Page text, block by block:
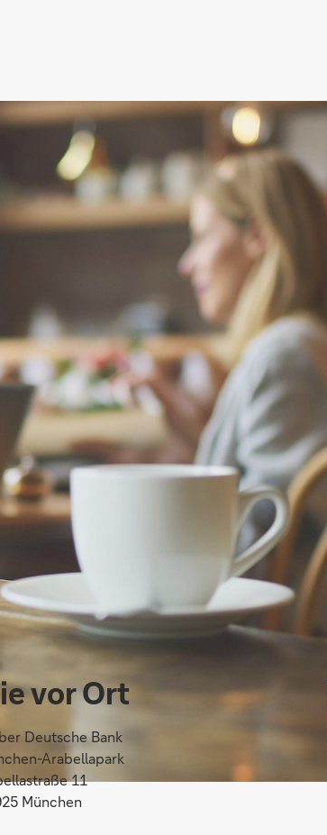
vor Ort
Deutsche Bank
Arabellapark
11
München